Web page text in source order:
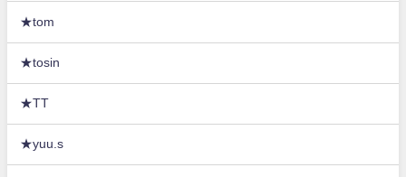
★tom
★tosin
★TT
★yuu.s